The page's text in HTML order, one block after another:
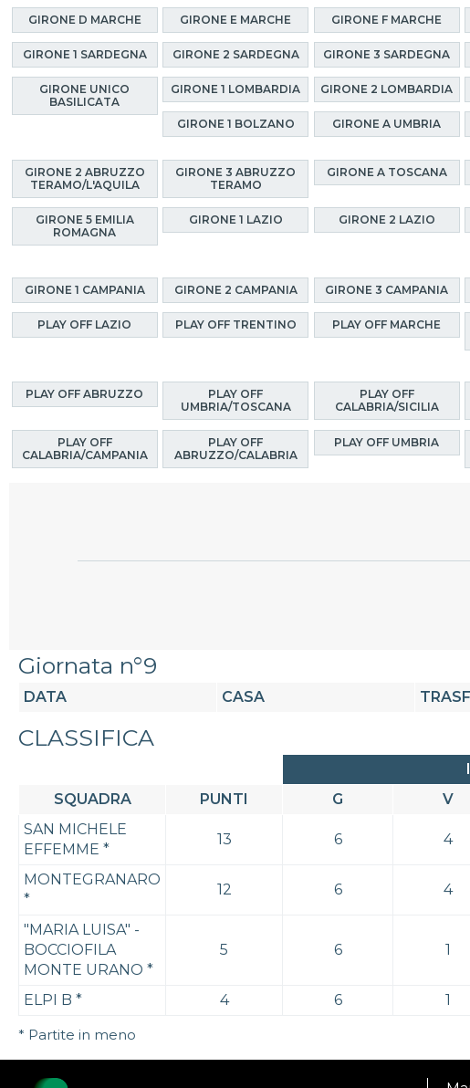
GIRONE D MARCHE GIRONE E MARCHE GIRONE F MARCHE
GIRONE 1 SARDEGNA GIRONE 2 SARDEGNA GIRONE 3 SARDEGNA
GIRONE UNICO
BASILICATA
GIRONE 1 LOMBARDIA GIRONE 2 LOMBARDIA
GIRONE 1 BOLZANO GIRONE A UMBRIA
GIRONE 2 ABRUZZO
TERAMO/L'AQUILA
GIRONE 3 ABRUZZO
TERAMO
GIRONE A TOSCANA
GIRONE 5 EMILIA
ROMAGNA
GIRONE 1 LAZIO GIRONE 2 LAZIO
GIRONE 1 CAMPANIA GIRONE 2 CAMPANIA GIRONE 3 CAMPANIA
PLAY OFF LAZIO PLAY OFF TRENTINO PLAY OFF MARCHE
PLAY OFF ABRUZZO
PLAY OFF
UMBRIA/TOSCANA
PLAY OFF
CALABRIA/SICILIA
PLAY OFF
CALABRIA/CAMPANIA
PLAY OFF
ABRUZZO/CALABRIA
PLAY OFF UMBRIA
Giornata n°9
DATA CASA
CLASSIFICA
SQUADRA
PUNTI G V
SAN MICHELE
EFFEMME *
13 6 4
MONTEGRANARO
*
12 6 4
"MARIA LUISA" -
BOCCIOFILA
MONTE URANO *
5 6 1
ELPI B * 4 6 1
* Partite in meno